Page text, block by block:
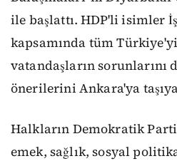
ile başlattı. HDP'li isimler
kapsamında tüm
vatandaşların sorunlarını
önerilerini Ankara'ya
Halkların Demokratik
emek, sağlık, sosyal